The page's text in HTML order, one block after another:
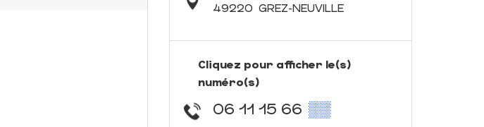
49220 GREZ-NEUVILLE
Cliquez pour afficher le(s)
numéro(s)
06 11 15 66 ▒▒